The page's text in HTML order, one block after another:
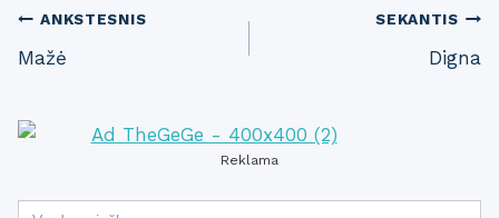
Post
navigation
ANKSTESNIS
Mažė
SEKANTIS
Digna
Reklama
Search